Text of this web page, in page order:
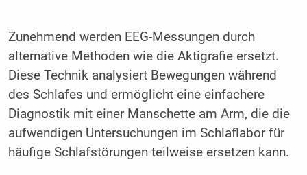
Zunehmend werden EEG-Messungen durch
alternative Methoden wie die Aktigrafie ersetzt.
Diese Technik analysiert Bewegungen während
des Schlafes und ermöglicht eine einfachere
Diagnostik mit einer Manschette am Arm, die die
aufwendigen Untersuchungen im Schlaflabor für
häufige Schlafstörungen teilweise ersetzen kann.